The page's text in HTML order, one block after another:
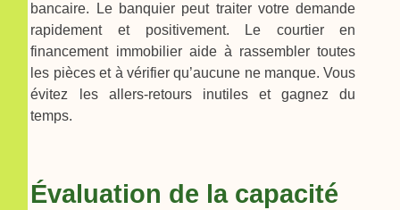
bancaire. Le banquier peut traiter votre demande
rapidement et positivement. Le courtier en
financement immobilier aide à rassembler toutes
les pièces et à vérifier qu’aucune ne manque. Vous
évitez les allers-retours inutiles et gagnez du
temps.
Évaluation de la capacité